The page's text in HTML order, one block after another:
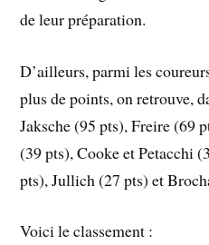
de leur préparation.
D’ailleurs, parmi les
plus de points, on retrouve,
Jaksche (95 pts), Freire (69
(39 pts), Cooke et Petacchi
pts), Jullich (27 pts) et
Voici le classement :